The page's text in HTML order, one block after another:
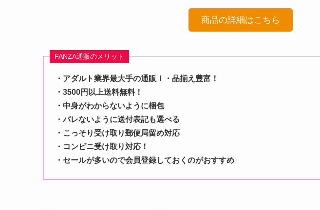
商品の詳細はこちら
FANZA通販のメリット
・アダルト業界最大手の通販！・品揃え豊富！
・3500円以上送料無料！
・中身がわからないように梱包
・バレないように送付表記も選べる
・こっそり受け取り郵便局留め対応
・コンビニ受け取り対応！
・セールが多いので会員登録しておくのがおすすめ